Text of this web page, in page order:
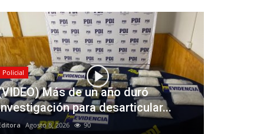
Policial
Más de un año duró
para desarticular...
Agosto 8, 2026 90